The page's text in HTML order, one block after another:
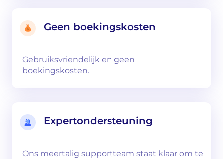
Geen boekingskosten
Gebruiksvriendelijk en geen
boekingskosten.
Expertondersteuning
Ons meertalig supportteam staat klaar om te